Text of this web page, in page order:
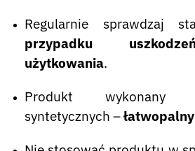
Regularnie sprawdzaj
przypadku
użytkowania.
Produkt wykonany
syntetycznych –łatwopalny